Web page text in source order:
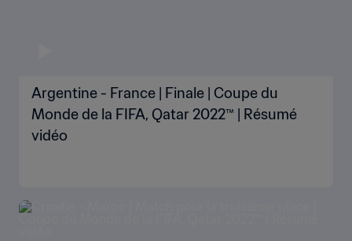
Argentine - France | Finale | Coupe du
Monde de la FIFA, Qatar 2022™ | Résumé
vidéo